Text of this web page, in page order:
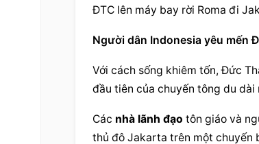
ĐTC lên máy bay rời Roma đi
Người dân Indonesia yêu mến
Với cách sống khiêm tốn, Đức
đầu tiên của chuyến tông du
Các nhà lãnh đạo tôn giáo và
thủ đô Jakarta trên một chuyến